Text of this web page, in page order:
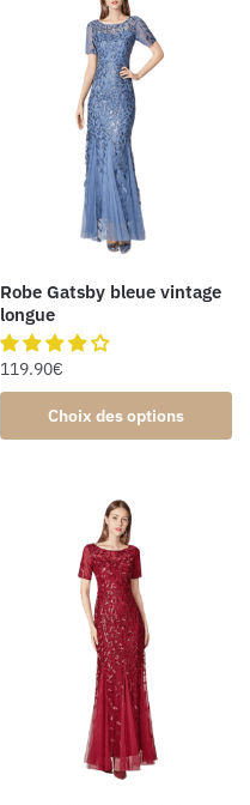
Robe Gatsby bleue vintage
longue
119.90€
Choix des options